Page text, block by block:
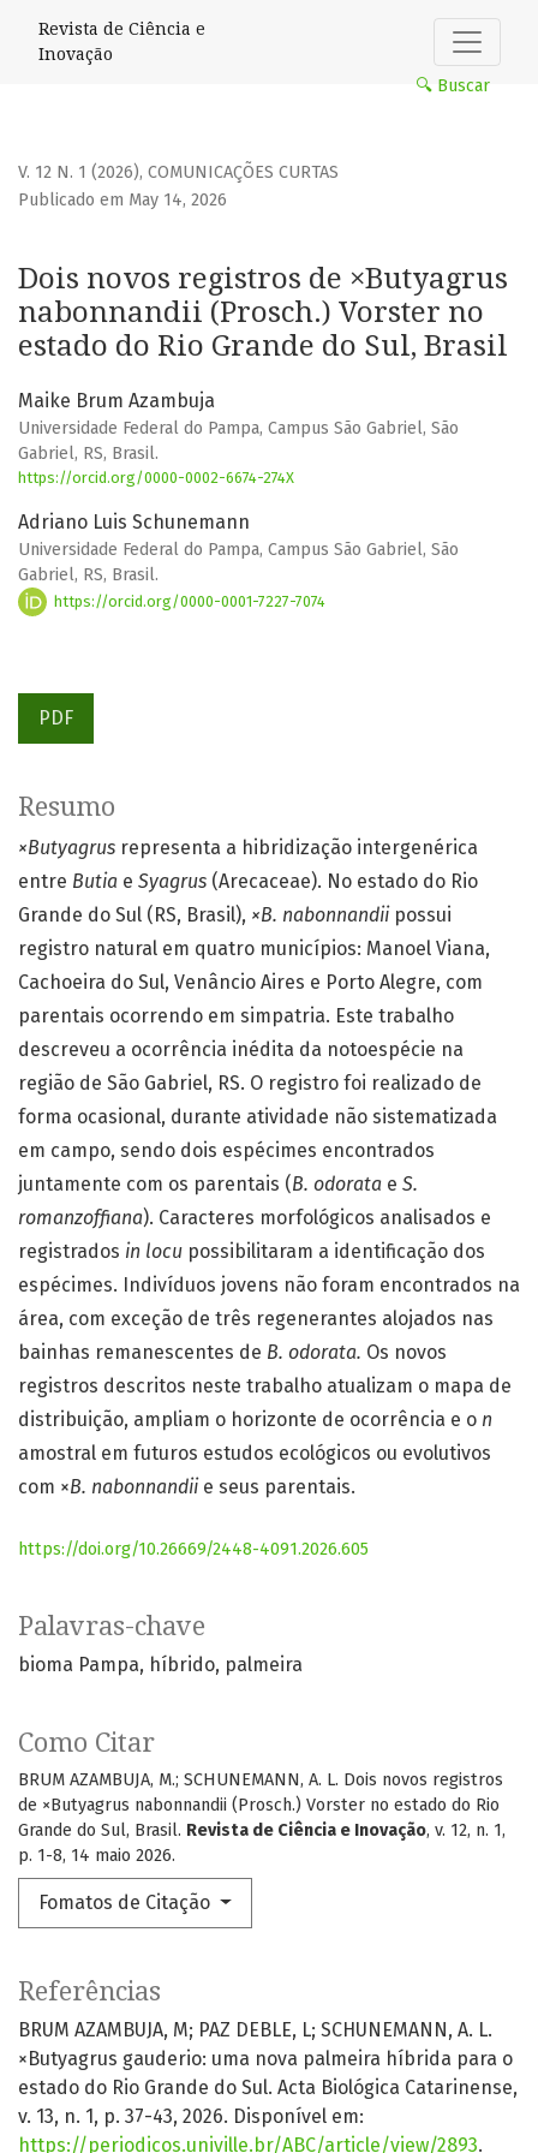
Dois novos registros de ×Butyagrus nabonnandii
Revista de Ciência e
Inovação
🔍 Buscar
V. 12 N. 1 (2026), COMUNICAÇÕES CURTAS
Dois novos registros de ×Butyagrus
nabonnandii (Prosch.) Vorster no
estado do Rio Grande do Sul, Brasil
Publicado em May 14, 2026
Maike Brum Azambuja
Universidade Federal do Pampa, Campus São Gabriel, São
Gabriel, RS, Brasil.
https://orcid.org/0000-0002-6674-274X
Adriano Luis Schunemann
Universidade Federal do Pampa, Campus São Gabriel, São
Gabriel, RS, Brasil.
https://orcid.org/0000-0001-7227-7074
PDF
Palavras-chave
bioma Pampa híbrido palmeira
Como Citar
BRUM AZAMBUJA, M.; SCHUNEMANN, A. L. Dois novos registros
de ×Butyagrus nabonnandii (Prosch.) Vorster no estado do Rio
Grande do Sul, Brasil. Revista de Ciência e Inovação, v. 12, n. 1,
p. 1-8, 14 maio 2026.
Fomatos de Citação
Resumo
×Butyagrus representa a hibridização intergenérica
entre Butia e Syagrus (Arecaceae). No estado do Rio
Grande do Sul (RS, Brasil), ×B. nabonnandii possui
registro natural em quatro municípios: Manoel Viana,
Cachoeira do Sul, Venâncio Aires e Porto Alegre, com
parentais ocorrendo em simpatria. Este trabalho
descreveu a ocorrência inédita da notoespécie na
região de São Gabriel, RS. O registro foi realizado de
forma ocasional, durante atividade não sistematizada
em campo, sendo dois espécimes encontrados
juntamente com os parentais (B. odorata e S.
romanzoffiana). Caracteres morfológicos analisados e
registrados in locu possibilitaram a identificação dos
espécimes. Indivíduos jovens não foram encontrados na
área, com exceção de três regenerantes alojados nas
bainhas remanescentes de B. odorata. Os novos
registros descritos neste trabalho atualizam o mapa de
distribuição, ampliam o horizonte de ocorrência e o n
amostral em futuros estudos ecológicos ou evolutivos
com ×B. nabonnandii e seus parentais.
https://doi.org/10.26669/2448-4091.2026.605
Referências
BRUM AZAMBUJA, M; PAZ DEBLE, L; SCHUNEMANN, A. L.
×Butyagrus gauderio: uma nova palmeira híbrida para o
estado do Rio Grande do Sul. Acta Biológica Catarinense,
v. 13, n. 1, p. 37-43, 2026. Disponível em:
https://periodicos.univille.br/ABC/article/view/2893.